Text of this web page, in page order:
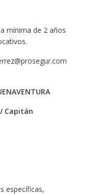
mínima de 2 años
Capitán
específicas,